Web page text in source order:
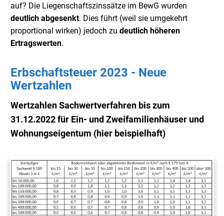
auf? Die Liegenschaftszinssätze im BewG wurden
deutlich abgesenkt. Dies führt (weil sie umgekehrt
proportional wirken) jedoch zu deutlich höheren
Ertragswerten.
Erbschaftsteuer 2023 - Neue
Wertzahlen
Wertzahlen Sachwertverfahren bis zum
31.12.2022 für Ein- und Zweifamilienhäuser und
Wohnungseigentum (hier beispielhaft)